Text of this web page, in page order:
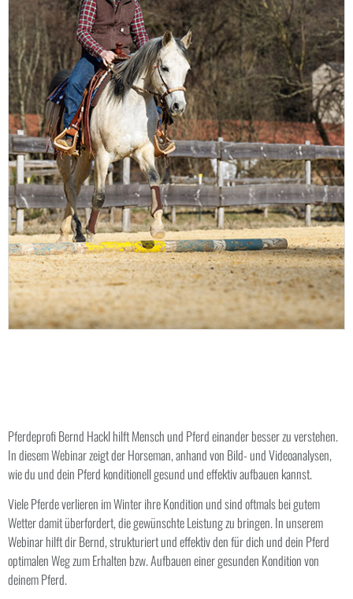
Pferdeprofi Bernd Hackl hilft Mensch und Pferd einander besser zu verstehen.
In diesem Webinar zeigt der Horseman, anhand von Bild- und Videoanalysen,
wie du und dein Pferd konditionell gesund und effektiv aufbauen kannst.
Viele Pferde verlieren im Winter ihre Kondition und sind oftmals bei gutem
Wetter damit überfordert, die gewünschte Leistung zu bringen. In unserem
Webinar hilft dir Bernd, strukturiert und effektiv den für dich und dein Pferd
optimalen Weg zum Erhalten bzw. Aufbauen einer gesunden Kondition von
deinem Pferd.